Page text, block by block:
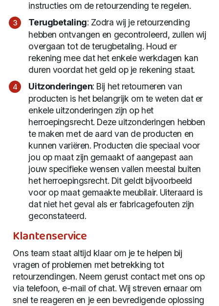
instructies om de retourzending te regelen.
Terugbetaling: Zodra wij je retourzending
hebben ontvangen en gecontroleerd, zullen wij
overgaan tot de terugbetaling. Houd er
rekening mee dat het enkele werkdagen kan
duren voordat het geld op je rekening staat.
Uitzonderingen: Bij het retourneren van
producten is het belangrijk om te weten dat er
enkele uitzonderingen zijn op het
herroepingsrecht. Deze uitzonderingen hebben
te maken met de aard van de producten en
kunnen variëren. Producten die speciaal voor
jou op maat zijn gemaakt of aangepast aan
jouw specifieke wensen vallen meestal buiten
het herroepingsrecht. Dit geldt bijvoorbeeld
voor op maat gemaakte meubilair. Uiteraard is
dat niet het geval als er fabricagefouten zijn
geconstateerd.
Klantenservice
Ons team staat altijd klaar om je te helpen bij
vragen of problemen met betrekking tot
retourzendingen. Neem gerust contact met ons op
via telefoon, e-mail of chat. Wij streven ernaar om
snel te reageren en je een bevredigende oplossing